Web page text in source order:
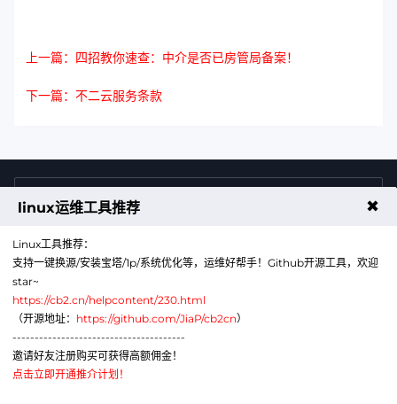
上一篇：四招教你速查：中介是否已房管局备案！
下一篇：不二云服务条款
售前咨询热线
公众号
linux运维工具推荐 ✖
Linux工具推荐：
支持一键换源/安装宝塔/1p/系统优化等，运维好帮手！Github开源工具，欢迎
star~
https://cb2.cn/helpcontent/230.html
（开源地址： https://github.com/JiaP/cb2cn）
---------------------------------------
邀请好友注册购买可获得高额佣金！
点击立即开通推介计划！